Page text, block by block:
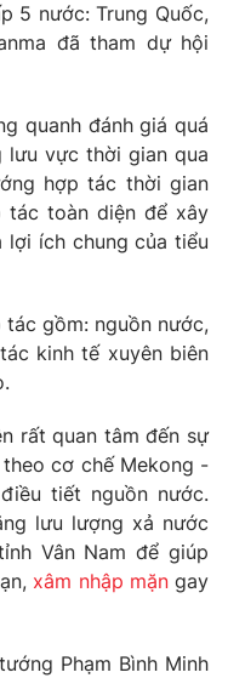
5 nước: Trung Quốc,
đã tham dự hội
quanh đánh giá quá
vực thời gian qua
hợp tác thời gian
toàn diện để xây
ích chung của tiểu
gồm: nguồn nước,
kinh tế xuyên biên
rất quan tâm đến sự
cơ chế Mekong -
tiết nguồn nước.
lưu lượng xả nước
Vân Nam để giúp
xâm nhập mặngay
Phạm Bình Minh